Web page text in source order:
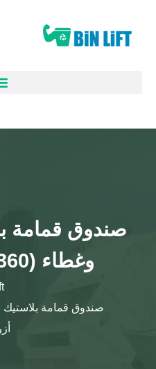
صندوق قمامة
وغطاء (360 لتر، أزرق)